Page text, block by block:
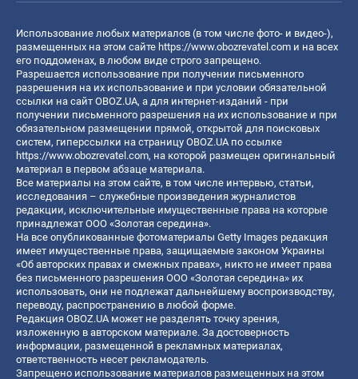
Использование любых материалов (в том числе фото- и видео-),
размещенных на этом сайте https://www.obozrevatel.com и на всех
его поддоменах, в любом виде строго запрещено.
Разрешается использование при получении письменного
разрешения на их использование и при условии обязательной
ссылки на сайт OBOZ.UA, а для интернет-изданий - при
получении письменного разрешения на их использование и при
обязательном размещении прямой, открытой для поисковых
систем, гиперссылки на страницу OBOZ.UA по ссылке
https://www.obozrevatel.com, на которой размещен оригинальный
материал в первом абзаце материала.
Все материалы на этом сайте, в том числе интервью, статьи,
исследования – служебные произведения журналистов
редакции, исключительные имущественные права на которые
принадлежат ООО «Золотая середина».
На все опубликованные фотоматериалы Getty Images редакция
имеет имущественные права, защищаемые законом Украины
«Об авторских правах и смежных правах», никто не имеет права
без письменного разрешения ООО «Золотая середина» их
использовать, они не подлежат дальнейшему воспроизводству,
переводу, распространению в любой форме.
Редакция OBOZ.UA может не разделять точку зрения,
изложенную в авторском материале. За достоверность
информации, размещенной в рекламных материалах,
ответственность несет рекламодатель.
Запрещено использование материалов размещенных на этом